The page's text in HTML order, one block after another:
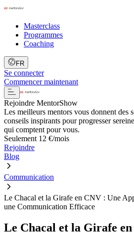
Masterclass
Programmes
Coaching
FR
Se connecter
Commencer maintenant
Rejoindre MentorShow
Les meilleurs mentors vous donnent des
conseils inspirants pour progresser
qui comptent pour vous.
Seulement 12 €/mois
Rejoindre
Blog
Communication
Le Chacal et la Girafe en CNV : Une
une Communication Efficace
Le Chacal et la Girafe